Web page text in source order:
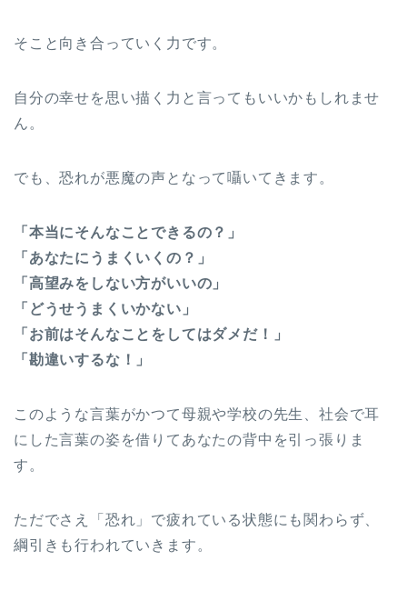
そこと向き合っていく力です。
自分の幸せを思い描く力と言ってもいいかもしれませ
ん。
でも、恐れが悪魔の声となって囁いてきます。
「本当にそんなことできるの？」
「あなたにうまくいくの？」
「高望みをしない方がいいの」
「どうせうまくいかない」
「お前はそんなことをしてはダメだ！」
「勘違いするな！」
このような言葉がかつて母親や学校の先生、社会で耳
にした言葉の姿を借りてあなたの背中を引っ張りま
す。
ただでさえ「恐れ」で疲れている状態にも関わらず、
綱引きも行われていきます。